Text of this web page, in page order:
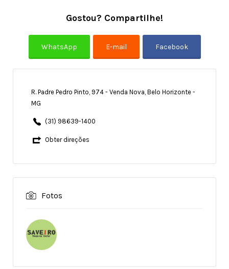
Gostou? Compartilhe!
R. Padre Pedro Pinto, 974 - Venda Nova, Belo Horizonte -
MG
(31) 98639-1400
Obter direções
Fotos